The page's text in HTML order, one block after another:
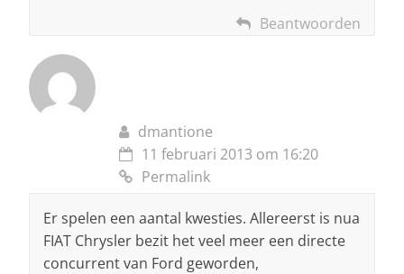
Beantwoorden
dmantione
11 februari 2013 om 16:20
Permalink
Er spelen een aantal kwesties. Allereerst is nua
FIAT Chrysler bezit het veel meer een directe
concurrent van Ford geworden,